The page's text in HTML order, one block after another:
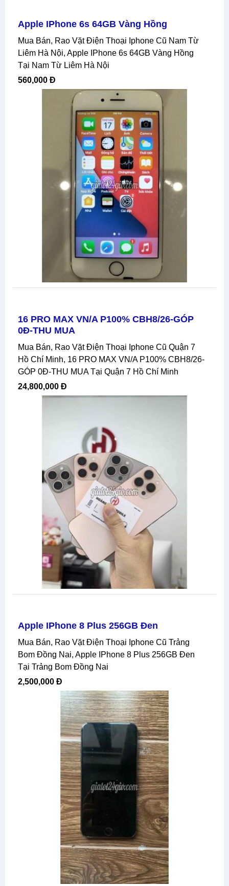
Apple IPhone 6s 64GB Vàng Hồng
Mua Bán, Rao Vặt Điện Thoại Iphone Cũ Nam Từ
Liêm Hà Nội, Apple IPhone 6s 64GB Vàng Hồng
Tại Nam Từ Liêm Hà Nội
560,000 Đ
16 PRO MAX VN/A P100% CBH8/26-GÓP
0Đ-THU MUA
Mua Bán, Rao Vặt Điện Thoại Iphone Cũ Quận 7
Hồ Chí Minh, 16 PRO MAX VN/A P100% CBH8/26-
GÓP 0Đ-THU MUA Tại Quận 7 Hồ Chí Minh
24,800,000 Đ
Apple IPhone 8 Plus 256GB Đen
Mua Bán, Rao Vặt Điện Thoại Iphone Cũ Trảng
Bom Đồng Nai, Apple IPhone 8 Plus 256GB Đen
Tại Trảng Bom Đồng Nai
2,500,000 Đ